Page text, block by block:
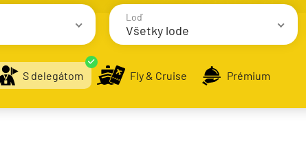
Loď
Všetky lode
S delegátom Fly & Cruise Prémium